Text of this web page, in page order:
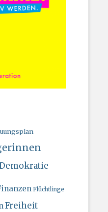
Flüchtlinge
Freiheit